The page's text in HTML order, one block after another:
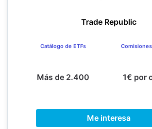
Trade Republic
Catálogo de ETFs
Más de 2.400 1€ por
Me interesa